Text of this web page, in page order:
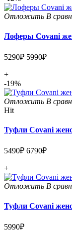
Отложить В
Лоферы Covani
5290₽ 5990₽
+
-19%
Отложить В
Hit
Туфли Covani
5490₽ 6790₽
+
Отложить В
Туфли Covani
5990₽